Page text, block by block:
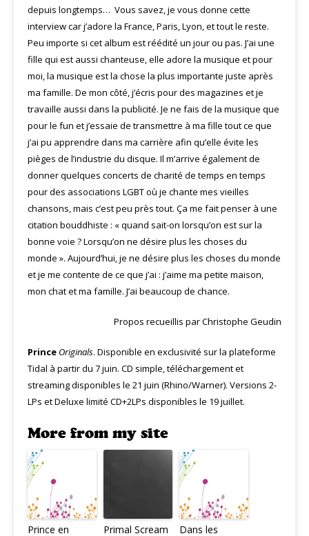
depuis longtemps… Vous savez, je vous donne cette
interview car j’adore la France, Paris, Lyon, et tout le reste.
Peu importe si cet album est réédité un jour ou pas. J’ai une
fille qui est aussi chanteuse, elle adore la musique et pour
moi, la musique est la chose la plus importante juste après
ma famille. De mon côté, j’écris pour des magazines et je
travaille aussi dans la publicité. Je ne fais de la musique que
pour le fun et j’essaie de transmettre à ma fille tout ce que
j’ai pu apprendre dans ma carrière afin qu’elle évite les
pièges de l’industrie du disque. Il m’arrive également de
donner quelques concerts de charité de temps en temps
pour des associations LGBT où je chante mes vieilles
chansons, mais c’est peu près tout. Ça me fait penser à une
citation bouddhiste : « quand sait-on lorsqu’on est sur la
bonne voie ? Lorsqu’on ne désire plus les choses du
monde ». Aujourd’hui, je ne désire plus les choses du monde
et je me contente de ce que j’ai : j’aime ma petite maison,
mon chat et ma famille. J’ai beaucoup de chance.
Propos recueillis par Christophe Geudin
Prince Originals. Disponible en exclusivité sur la plateforme
Tidal à partir du 7 juin. CD simple, téléchargement et
streaming disponibles le 21 juin (Rhino/Warner). Versions 2-
LPs et Deluxe limité CD+2LPs disponibles le 19 juillet.
More from my site
Prince en
Primal Scream
Dans les